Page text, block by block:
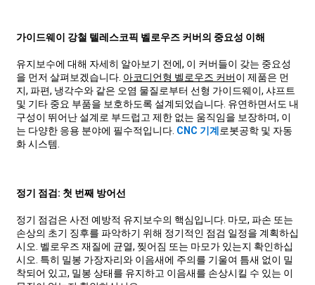
가이드웨이 강철 텔레스코픽 벨로우즈 커버의 중요성 이해
유지보수에 대해 자세히 알아보기 전에, 이 커버들이 갖는 중요성
을 먼저 살펴보겠습니다. 아코디언형 벨로우즈 커버이 제품은 먼
지, 파편, 냉각수와 같은 오염 물질로부터 선형 가이드웨이, 샤프트
및 기타 중요 부품을 보호하도록 설계되었습니다. 유연하면서도 내
구성이 뛰어난 설계로 부드럽고 제한 없는 움직임을 보장하며, 이
는 다양한 응용 분야에 필수적입니다. CNC 기계로봇공학 및 자동
화 시스템.
정기 점검: 첫 번째 방어선
정기 점검은 사전 예방적 유지보수의 핵심입니다. 마모, 파손 또는
손상의 초기 징후를 파악하기 위해 정기적인 점검 일정을 계획하십
시오. 벨로우즈 재질에 균열, 찢어짐 또는 마모가 있는지 확인하십
시오. 특히 밀봉 가장자리와 이음새에 주의를 기울여 틈새 없이 밀
착되어 있고, 밀봉 상태를 유지하고 이음새를 손상시킬 수 있는 이